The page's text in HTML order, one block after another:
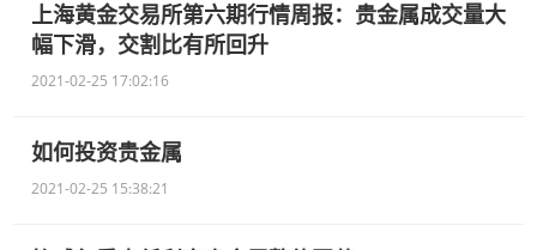
上海黄金交易所第六期行情周报：贵金属成交量大
幅下滑，交割比有所回升
2021-02-25 17:02:16
如何投资贵金属
2021-02-25 15:38:21